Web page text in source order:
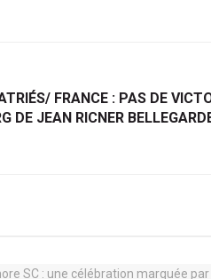
FRANCE : PAS DE
DE JEAN RICNER